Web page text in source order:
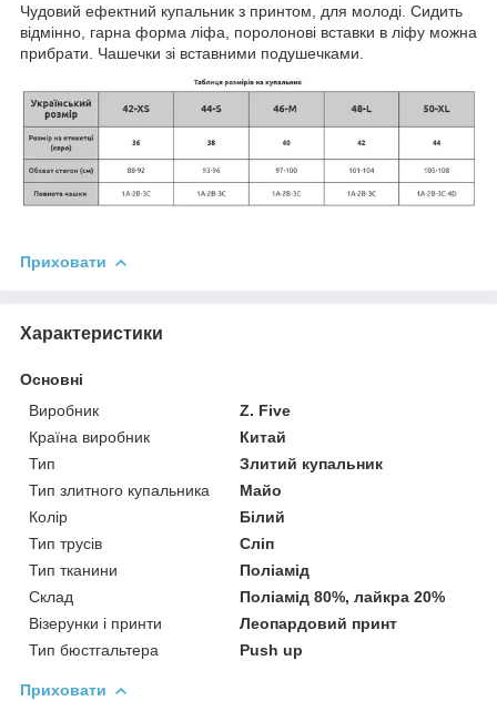
Чудовий ефектний купальник з принтом, для молоді. Сидить
відмінно, гарна форма ліфа, поролонові вставки в ліфу можна
прибрати. Чашечки зі вставними подушечками.
Приховати
Характеристики
Основні
Виробник
Z. Five
Країна виробник
Китай
Тип
Злитий купальник
Тип злитного купальника
Майо
Колір
Білий
Тип трусів
Сліп
Тип тканини
Поліамід
Склад
Поліамід 80%, лайкра 20%
Візерунки і принти
Леопардовий принт
Тип бюстгальтера
Push up
Приховати